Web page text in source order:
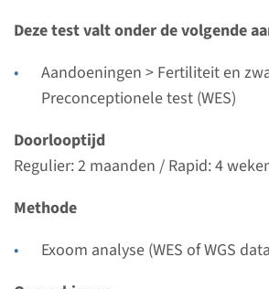
Deze test valt onder de volgende
Aandoeningen > Fertiliteit en
Preconceptionele test (WES)
Doorlooptijd
Regulier: 2 maanden / Rapid: 4
Methode
Exoom analyse (WES of WGS
Panel
Preconceptie test
Doorlooptijd
Regulier: 2 maanden / Rapid: 4
Uitvoerend laboratorium